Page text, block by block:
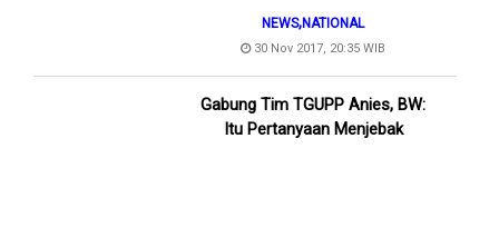
NEWS,NATIONAL
30 Nov 2017, 20:35 WIB
Gabung Tim TGUPP Anies, BW:
Itu Pertanyaan Menjebak